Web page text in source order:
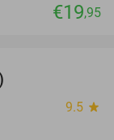
€19,95
9.5 star